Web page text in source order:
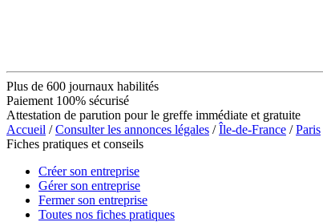
Plus de 600 journaux habilités
Paiement 100% sécurisé
Attestation de parution pour le greffe immédiate et gratuite
Accueil /Consulter les annonces légales /Île-de-France /Paris
Fiches pratiques et conseils
Créer son entreprise
Gérer son entreprise
Fermer son entreprise
Toutes nos fiches pratiques